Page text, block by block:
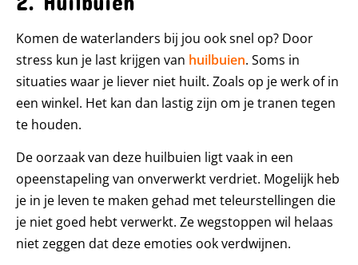
Komen de waterlanders bij jou ook snel op? Door
stress kun je last krijgen van huilbuien. Soms in
situaties waar je liever niet huilt. Zoals op je werk of in
een winkel. Het kan dan lastig zijn om je tranen tegen
te houden.
De oorzaak van deze huilbuien ligt vaak in een
opeenstapeling van onverwerkt verdriet. Mogelijk heb
je in je leven te maken gehad met teleurstellingen die
je niet goed hebt verwerkt. Ze wegstoppen wil helaas
niet zeggen dat deze emoties ook verdwijnen.